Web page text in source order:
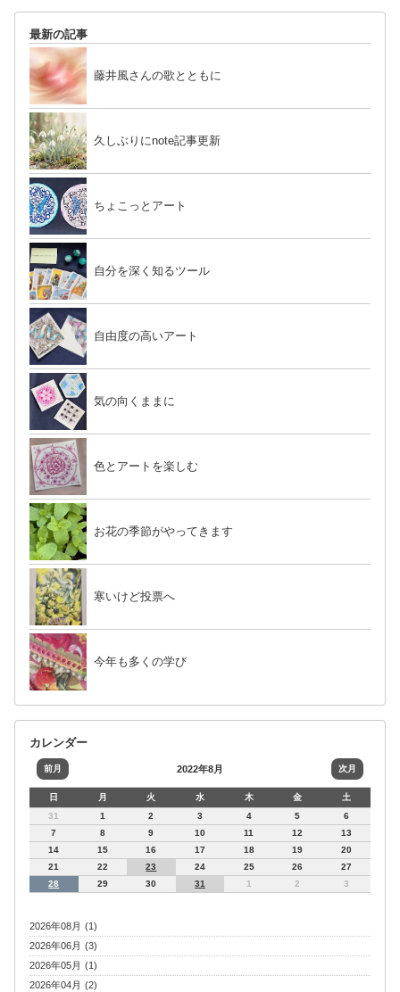
最新の記事
藤井風さんの歌とともに
久しぶりにnote記事更新
ちょこっとアート
自分を深く知るツール
自由度の高いアート
気の向くままに
色とアートを楽しむ
お花の季節がやってきます
寒いけど投票へ
今年も多くの学び
カレンダー
前月 2022年8月 次月
日 月 火 水 木 金
土
31
1 2 3 4 5
6
7
8 9 10 11 12
13
14
15 16 17 18 19
20
21
22 23 24 25 26
27
28
29 30 31 1 2 3
2026年08月 (1)
2026年06月 (3)
2026年05月 (1)
2026年04月 (2)